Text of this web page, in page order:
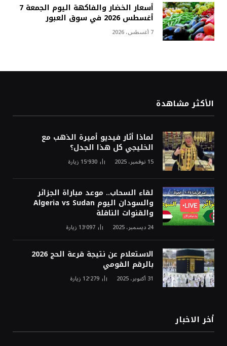
أسعار الخضار والفاكهة اليوم الجمعة 7
أغسطس 2026 في سوق العبور
7 أغسطس، 2026
الأكثر مشاهدة
لماذا أثار فيديو أميرة الذهب مع
الخليجي كل هذا الجدل؟
15 نوفمبر، 2025 15٬930 زيارة
لقاء السحاب.. موعد مباراة الجزائر
والسودان اليوم Algeria vs Sudan
والقنوات الناقلة
24 ديسمبر، 2025 13٬097 زيارة
الاستعلام عن نتيجة قرعة الحج 2026
بالرقم القومي
31 أكتوبر، 2025 12٬279 زيارة
أخر الاخبار